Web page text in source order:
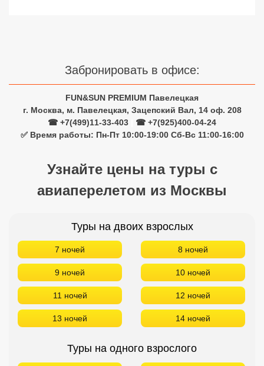
Забронировать в офисе:
FUN&SUN PREMIUM Павелецкая
г. Москва, м. Павелецкая, Зацепский Вал, 14 оф. 208
☎ +7(499)11-33-403
☎ +7(925)400-04-24
✅ Время работы: Пн-Пт 10:00-19:00 Сб-Вс 11:00-16:00
Узнайте цены на туры с
авиаперелетом из Москвы
Туры на двоих взрослых
7 ночей 8 ночей
9 ночей 10 ночей
11 ночей 12 ночей
13 ночей 14 ночей
Туры на одного взрослого
Сетевые отели Таиланда
Сетевые отели Шри Ланки
Сетевые отели Мальдив
Сетевые отели Маврикия